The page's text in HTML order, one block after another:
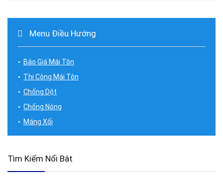
Menu Điều Hướng
Báo Giá Mái Tôn
Thi Công Mái Tôn
Chống Dột
Chống Nóng
Máng Xối
Tìm Kiếm Nổi Bật